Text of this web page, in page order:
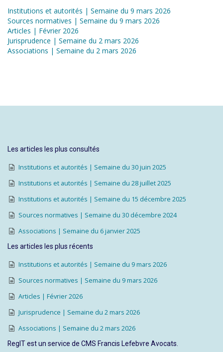
Institutions et autorités | Semaine du 9 mars 2026
Sources normatives | Semaine du 9 mars 2026
Articles | Février 2026
Jurisprudence | Semaine du 2 mars 2026
Associations | Semaine du 2 mars 2026
Les articles les plus consultés
Institutions et autorités | Semaine du 30 juin 2025
Institutions et autorités | Semaine du 28 juillet 2025
Institutions et autorités | Semaine du 15 décembre 2025
Sources normatives | Semaine du 30 décembre 2024
Associations | Semaine du 6 janvier 2025
Les articles les plus récents
Institutions et autorités | Semaine du 9 mars 2026
Sources normatives | Semaine du 9 mars 2026
Articles | Février 2026
Jurisprudence | Semaine du 2 mars 2026
Associations | Semaine du 2 mars 2026
RegIT est un service de CMS Francis Lefebvre Avocats.